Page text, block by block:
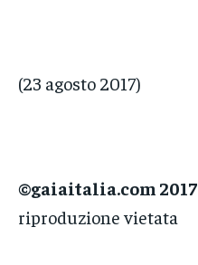
(23 agosto 2017)
©gaiaitalia.com 2017
riproduzione vietata